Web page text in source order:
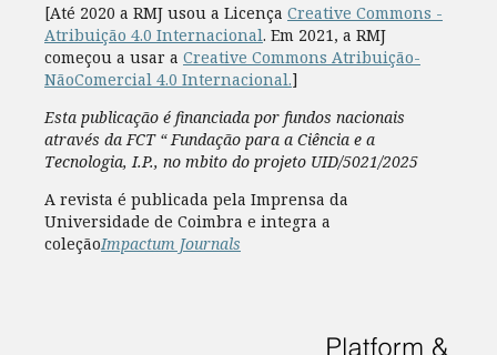
[Até 2020 a RMJ usou a Licença Creative Commons -
Atribuição 4.0 Internacional. Em 2021, a RMJ
começou a usar a Creative Commons Atribuição-
NãoComercial 4.0 Internacional.]
Esta publicação é financiada por fundos nacionais
através da FCT “ Fundação para a Ciência e a
Tecnologia, I.P., no mbito do projeto UID/5021/2025
A revista é publicada pela Imprensa da
Universidade de Coimbra e integra a
coleçãoImpactum Journals